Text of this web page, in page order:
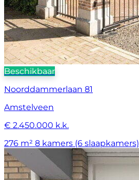
Beschikbaar
Noorddammerlaan 81
Amstelveen
€ 2.450.000 k.k.
276 m² 8 kamers (6 slaapkamers)